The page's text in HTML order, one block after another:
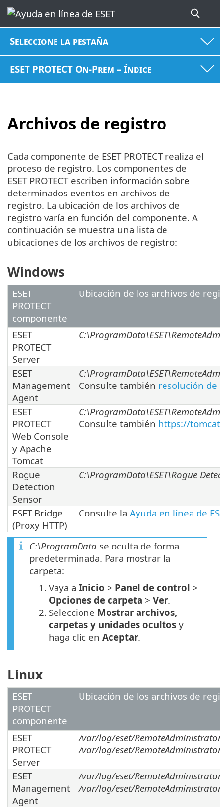
Seleccione la pestaña
ESET PROTECT On-Prem – Índice
Archivos de registro
Cada componente de ESET PROTECT realiza el
proceso de registro. Los componentes de
ESET PROTECT escriben información sobre
determinados eventos en archivos de
registro. La ubicación de los archivos de
registro varía en función del componente. A
continuación se muestra una lista de
ubicaciones de los archivos de registro:
Windows
ESET
PROTECT
componente
Ubicación de los archivos de
ESET
PROTECT
Server
ESET
Management
Agent
Consulte también resolución
ESET
PROTECT
Web Console
y Apache
Tomcat
Consulte también https://
Rogue
Detection
Sensor
C:\ProgramData\ESET\Rogue
ESET Bridge
(Proxy HTTP)
Consulte la Ayuda en línea de
C:\ProgramData se oculta de forma
predeterminada. Para mostrar la
carpeta:
1. Vaya a Inicio > Panel de control >
Opciones de carpeta > Ver.
2. Seleccione Mostrar archivos,
carpetas y unidades ocultos y
haga clic en Aceptar.
Linux
ESET
PROTECT
componente
Ubicación de los archivos de
ESET
PROTECT
Server
/var/log/eset/
/var/log/eset/
ESET
Management
Agent
/var/log/eset/
/var/log/eset/